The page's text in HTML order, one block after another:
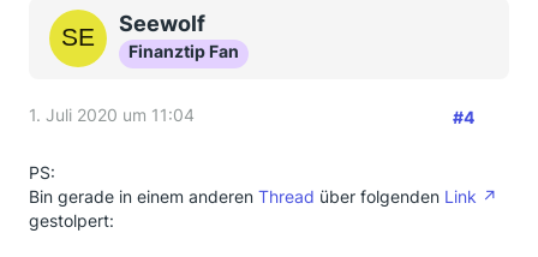
Seewolf
Finanztip Fan
1. Juli 2020 um 11:04 #4
PS:
Bin gerade in einem anderen Thread über folgenden Link
gestolpert: